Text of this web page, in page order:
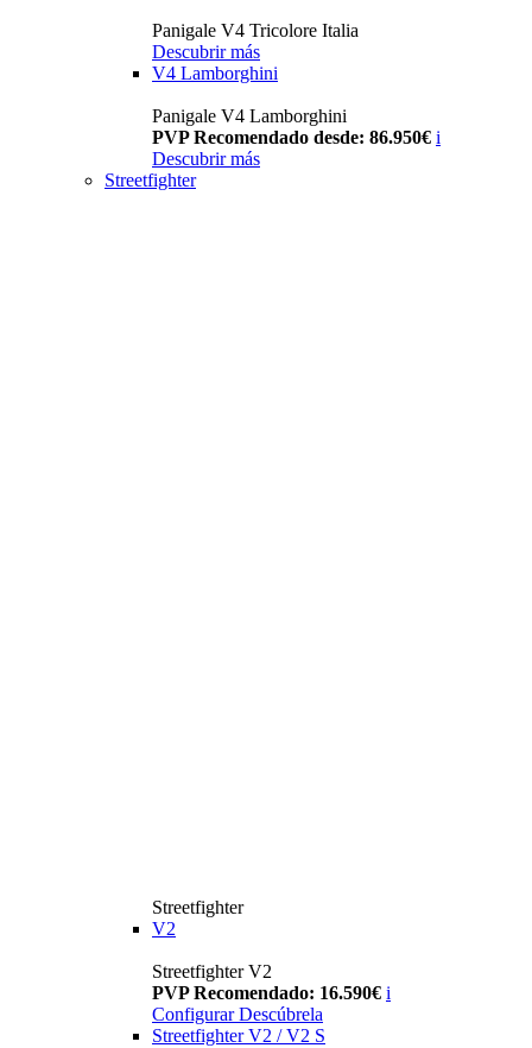
Panigale V4 Tricolore Italia
Descubrir más
V4 Lamborghini
Panigale V4 Lamborghini
PVP Recomendado desde: 86.950€ i
Descubrir más
Streetfighter
Streetfighter
V2
Streetfighter V2
PVP Recomendado: 16.590€ i
Configurar Descúbrela
Streetfighter V2 / V2 S